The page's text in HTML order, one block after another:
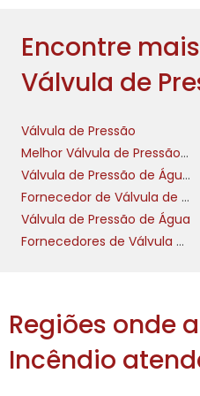
viscosidade podem
materiais
condições extremas.
fluidos, no
requisitos
VÁLVULAS
PARA
pressão
performance ao
periódicas ajudam a
falhas potenciais, que
Encontre
Válvula de
Válvula de Pressão
Melhor Válvula de Pressão de Água
Válvula de Pressão de Água para Indústria
Fornecedor de Válvula de Pressão de Água
Válvula de Pressão de Água
Fornecedores de Válvula de Pressão
Regiões onde
Incêndio